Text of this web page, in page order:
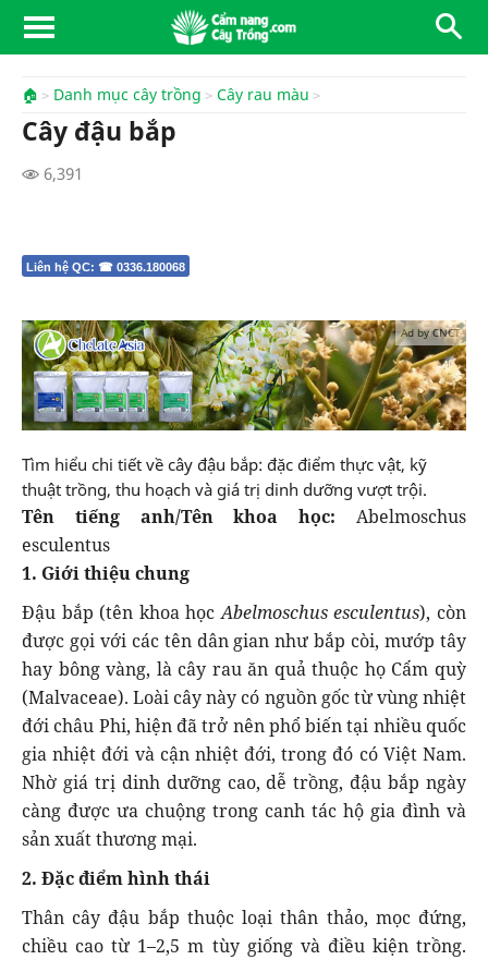
🏠 Danh mục cây trồng Cây rau màu
Cây đậu bắp
6,391
Liên hệ QC: ☎ 0336.180068
Ad by CNCT
Tìm hiểu chi tiết về cây đậu bắp: đặc điểm thực vật, kỹ
thuật trồng, thu hoạch và giá trị dinh dưỡng vượt trội.
Tên tiếng anh/Tên khoa học: Abelmoschus
esculentus
1. Giới thiệu chung
Đậu bắp (tên khoa họcAbelmoschus esculentus), còn
được gọi với các tên dân gian như bắp còi, mướp tây
hay bông vàng, là cây rau ăn quả thuộc họ Cẩm quỳ
(Malvaceae). Loài cây này có nguồn gốc từ vùng nhiệt
đới châu Phi, hiện đã trở nên phổ biến tại nhiều quốc
gia nhiệt đới và cận nhiệt đới, trong đó có Việt Nam.
Nhờ giá trị dinh dưỡng cao, dễ trồng, đậu bắp ngày
càng được ưa chuộng trong canh tác hộ gia đình và
sản xuất thương mại.
2. Đặc điểm hình thái
Thân cây đậu bắp thuộc loại thân thảo, mọc đứng,
chiều cao từ 1–2,5 m tùy giống và điều kiện trồng.